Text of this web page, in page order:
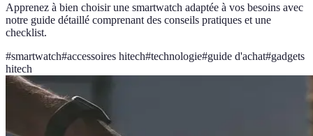
Apprenez à bien choisir une smartwatch adaptée à vos besoins avec
notre guide détaillé comprenant des conseils pratiques et une
checklist.
#smartwatch#accessoires hitech#technologie#guide d'achat#gadgets
hitech